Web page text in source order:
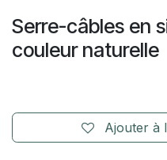
Serre-câbles en
couleur naturelle
Ajouter à